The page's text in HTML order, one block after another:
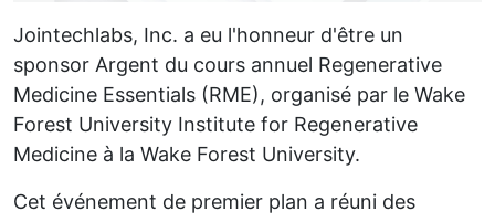
Jointechlabs, Inc. a eu l'honneur d'être un
sponsor Argent du cours annuel Regenerative
Medicine Essentials (RME), organisé par le Wake
Forest University Institute for Regenerative
Medicine à la Wake Forest University.
Cet événement de premier plan a réuni des